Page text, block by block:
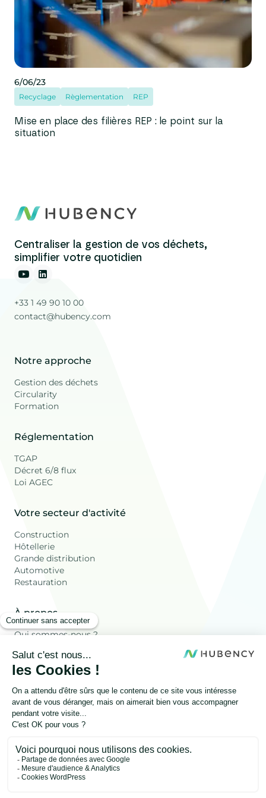
Recyclage Règlementation REP
6/06/23
Mise en place des filières REP : le point sur la
situation
Centraliser la gestion de vos déchets,
simplifier votre quotidien
+33 1 49 90 10 00
contact@hubency.com
Notre approche
Gestion des déchets
Circularity
Formation
Réglementation
TGAP
Décret 6/8 flux
Loi AGEC
Votre secteur d'activité
Construction
Hôtellerie
Grande distribution
Automotive
Restauration
À propos
Qui sommes-nous ?
Ressources
Les déchets Valorisés
Blog
FAQ
Onesty